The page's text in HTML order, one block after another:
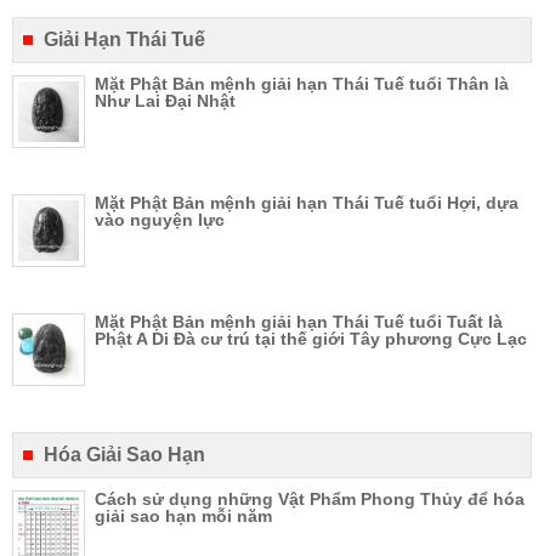
Giải Hạn Thái Tuế
Mặt Phật Bản mệnh giải hạn Thái Tuế tuổi Thân là
Như Lai Đại Nhật
Mặt Phật Bản mệnh giải hạn Thái Tuế tuổi Hợi, dựa
vào nguyện lực
Mặt Phật Bản mệnh giải hạn Thái Tuế tuổi Tuất là
Phật A Di Đà cư trú tại thế giới Tây phương Cực Lạc
Hóa Giải Sao Hạn
Cách sử dụng những Vật Phẩm Phong Thủy để hóa
giải sao hạn mỗi năm